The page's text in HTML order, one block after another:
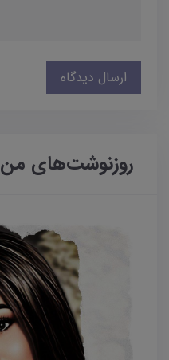
ارسال دیدگاه
روزنوشت‌های من